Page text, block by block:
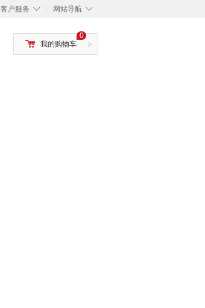
◇
客户服务 ◇
网站导航
>
0
我的购物车